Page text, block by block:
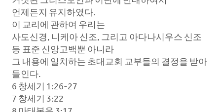
언제든지 유지하였다.
이 교리에 관하여 우리는
사도신경, 니케아 신조, 그리고 아다나시우스 신조
등 표준 신앙고백뿐 아니라
그 내용에 일치하는 초대교회 교부들의 결정을 받아
들인다.
6 창세기 1:26-27
7 창세기 3:22